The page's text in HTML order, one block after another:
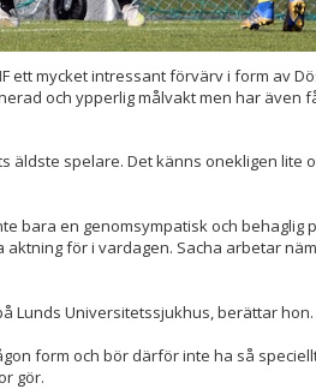
ett mycket intressant förvärv i form av
och ypperlig målvakt men har även
äldste spelare. Det känns onekligen lite
bara en genomsympatisk och behaglig
för i vardagen. Sacha arbetar
Lunds Universitetssjukhus, berättar hon.
form och bör därför inte ha så
gör.